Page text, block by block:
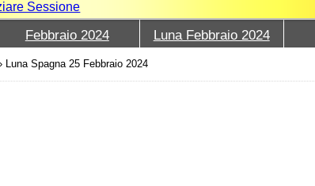
Sessione
Febbraio 2024 Luna Febbraio 2024
› Luna Spagna 25 Febbraio 2024